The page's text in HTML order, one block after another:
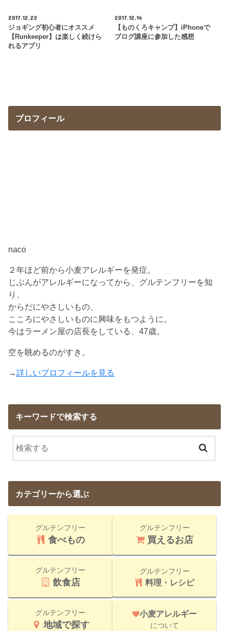
2017.12.22
ジョギング初心者にオススメ
【Runkeeper】は楽しく続けら
れるアプリ
2017.12.14
【ものくろキャンプ】iPhoneで
ブログ講座に参加した感想
プロフィール
naco
２年ほど前から小麦アレルギーを発症。
じぶんがアレルギーになってから、グルテンフリーを知
り、
からだにやさしいもの、
こころにやさしいものに興味をもつように。
今はラーメン屋の店長をしている、47歳。
空を眺めるのがすき。
→詳しいプロフィールを見る
キーワードで検索する
カテゴリーから選ぶ
グルテンフリー
食べもの
グルテンフリー
買えるお店
グルテンフリー
飲食店
グルテンフリー
料理・レシピ
グルテンフリー
地域で探す
小麦アレルギー
について